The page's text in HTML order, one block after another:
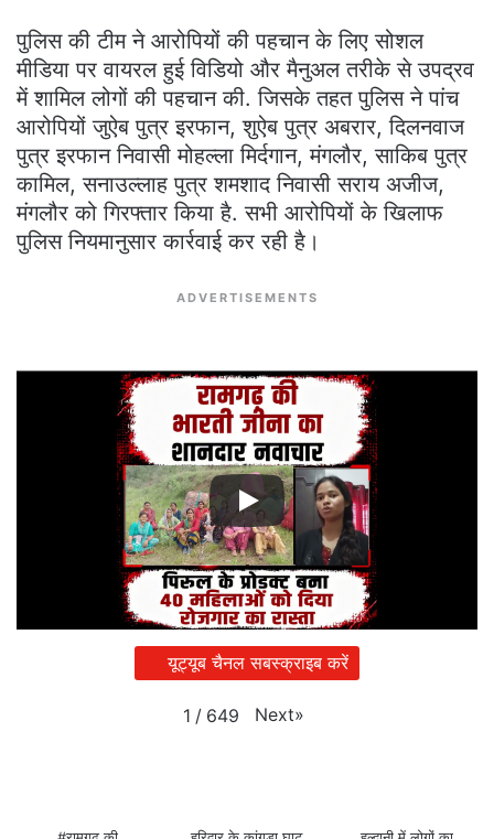
पुलिस की टीम ने आरोपियों की पहचान के लिए सोशल
मीडिया पर वायरल हुई विडियो और मैनुअल तरीके से उपद्रव
में शामिल लोगों की पहचान की. जिसके तहत पुलिस ने पांच
आरोपियों जुऐब पुत्र इरफान, शुऐब पुत्र अबरार, दिलनवाज
पुत्र इरफान निवासी मोहल्ला मिर्दगान, मंगलौर, साकिब पुत्र
कामिल, सनाउल्लाह पुत्र शमशाद निवासी सराय अजीज,
मंगलौर को गिरफ्तार किया है. सभी आरोपियों के खिलाफ
पुलिस नियमानुसार कार्रवाई कर रही है।
ADVERTISEMENTS
यूट्यूब चैनल सबस्क्राइब करें
1 / 649 Next»